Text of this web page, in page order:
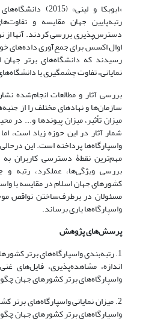
«ابوبکا و لینی»
رتبه‌پایین جهان مقایسه و
دسترس‌پذیری بررسی کردند. آنها از
اوال اکسس برای جمع‌آوری داده‌های
رسیدند که دانشگاه‌های برتر
نمایانی، تفاوت چشمگیری با
بررسی آثار و مطالعات انجام‌شده
سازمان‌ها و نهادهای مختلف را از
میزان تأثیر، میزان پیوندها و... در
شمار آثار در این حوزه زیاد است،
واسپارگاه‌ها پرداخته است. این
مهم‌ترین نقطۀ دسترسی کاربران به
بررسی ویژگی‌ها، عملکرد، رتبه و
کشورهای جهان اسلام در مقایسه با
مسئولان در برطرف‌ساختن نواقص
واسپارگاه‌ها یاری برساند.
پرسشهای پژوهش
1. رتبه‌بندی واسپارگاه‌های برتر
اندازه، مشاهده‌پذیری، فایل‌های
واسپارگاه‌های برتر کشورهای جهان
2. میزان نمایانی واسپارگاه‌های
واسپارگاه‌های برتر کشورهای جهان